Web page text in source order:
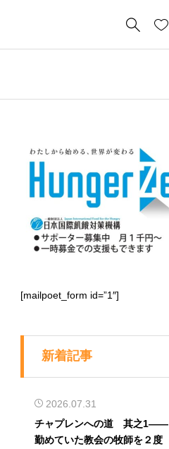
 
[mailpoet_form id=”1″]
新着記事
2026.07.31
チャプレンへの道 其之1――
勤めていた教会の牧師を２度